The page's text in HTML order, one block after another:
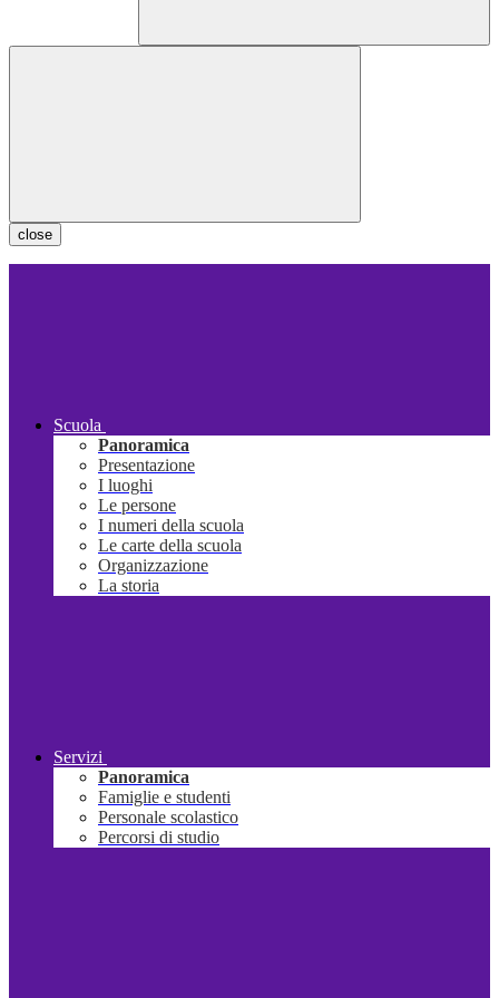
close
Scuola
Panoramica
Presentazione
I luoghi
Le persone
I numeri della scuola
Le carte della scuola
Organizzazione
La storia
Servizi
Panoramica
Famiglie e studenti
Personale scolastico
Percorsi di studio